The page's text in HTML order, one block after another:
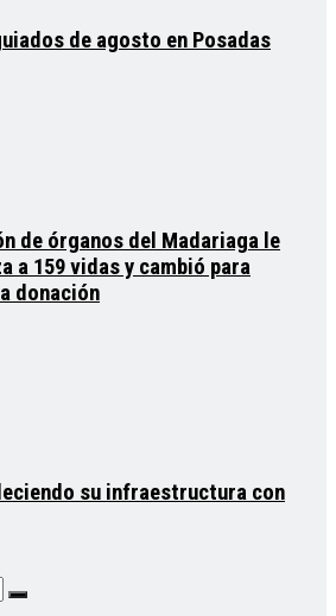
de agosto en Posadas
de órganos del Madariaga le
a 159 vidas y cambió para
donación
su infraestructura con